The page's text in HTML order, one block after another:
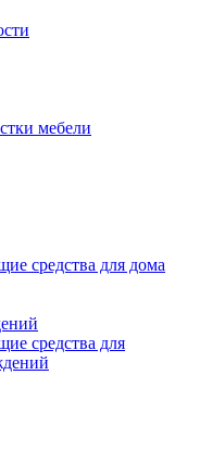
мебели
средства для дома
средства для